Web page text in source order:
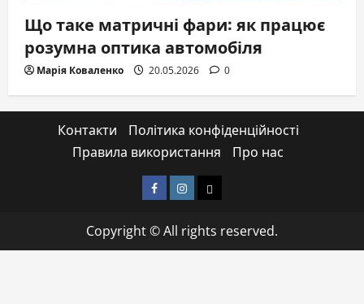
Що таке матричні фари: як працює
розумна оптика автомобіля
Марія Коваленко 20.05.2026 0
Контакти
Політика конфіденційності
Правила використання
Про нас
FacebookInstagram
Email
Copyright © All rights reserved.